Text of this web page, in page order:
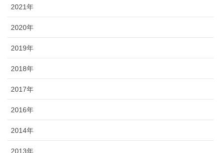
2021年
2020年
2019年
2018年
2017年
2016年
2014年
2013年